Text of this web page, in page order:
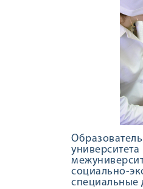
социально-
специальные